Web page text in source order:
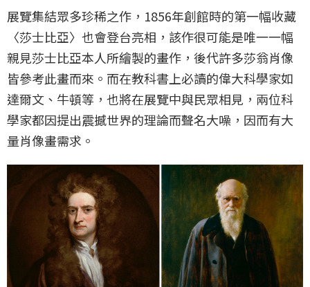
展覽集結眾多珍稀之作，1856年創館時的第一幅收藏
〈莎士比亞〉也會登台亮相，該作很可能是唯一一幅
親見莎士比亞本人所繪製的畫作，後代許多莎翁肖像
皆參考此畫而來。而在教科書上必讀的偉大科學家如
達爾文、牛頓等，也將在展覽中與民眾相見，兩位科
學家都因提出震撼世界的理論而聲名大噪，因而有大
量肖像畫需求。